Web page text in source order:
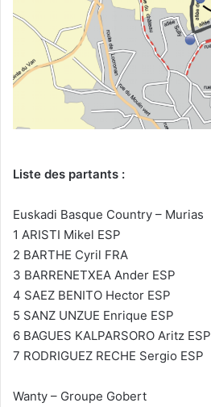
Liste des partants :
Euskadi Basque Country – Murias
1 ARISTI Mikel ESP
2 BARTHE Cyril FRA
3 BARRENETXEA Ander ESP
4 SAEZ BENITO Hector ESP
5 SANZ UNZUE Enrique ESP
6 BAGUES KALPARSORO Aritz ESP
7 RODRIGUEZ RECHE Sergio ESP
Wanty – Groupe Gobert